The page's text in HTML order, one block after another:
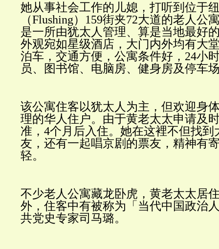
她从事社会工作的儿媳，打听到位于
（Flushing） 159街夹72大道的老人公
是一所由犹太人管理、算是当地最好
外观宛如星级酒店，大门内外均有大
泊车，交通方便，公寓条件好， 24小
员、图书馆、电脑房、健身房及停车
该公寓住客以犹太人为主，但欢迎身
理的华人住户。由于黄老太太申请及
准， 4个月后入住。她在这裡不但找到
友，还有一起唱京剧的票友，精神有
轻。
不少老人公寓藏龙卧虎，黄老太太居
外，住客中有被称为「当代中国政治
共党史专家司马璐。